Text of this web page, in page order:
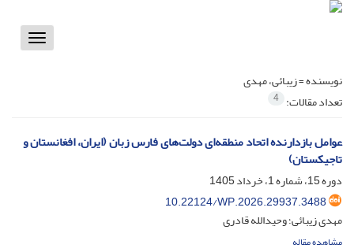
Toggle
نویسنده =زیبائی، مهدی
تعداد مقالات: 4
عوامل بازدارنده اتحاد منطقه‌ای دولت‌های فارس زبان (ایران، افغانستان و
تاجیکستان)
دوره 15، شماره 1، خرداد 1405
10.22124/WP.2026.29937.3488
مهدی زیبائی؛ وحیدالله قادری
مشاهده مقاله